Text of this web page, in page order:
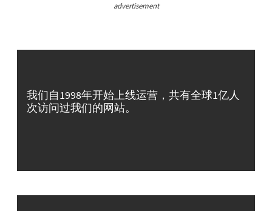
advertisement
我们自1998年开始上线运营，共有全球1亿人
次访问过我们的网站。